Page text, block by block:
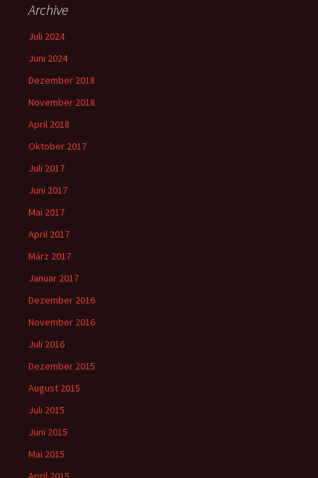
Archive
Juli 2024
Juni 2024
Dezember 2018
November 2018
April 2018
Oktober 2017
Juli 2017
Juni 2017
Mai 2017
April 2017
März 2017
Januar 2017
Dezember 2016
November 2016
Juli 2016
Dezember 2015
August 2015
Juli 2015
Juni 2015
Mai 2015